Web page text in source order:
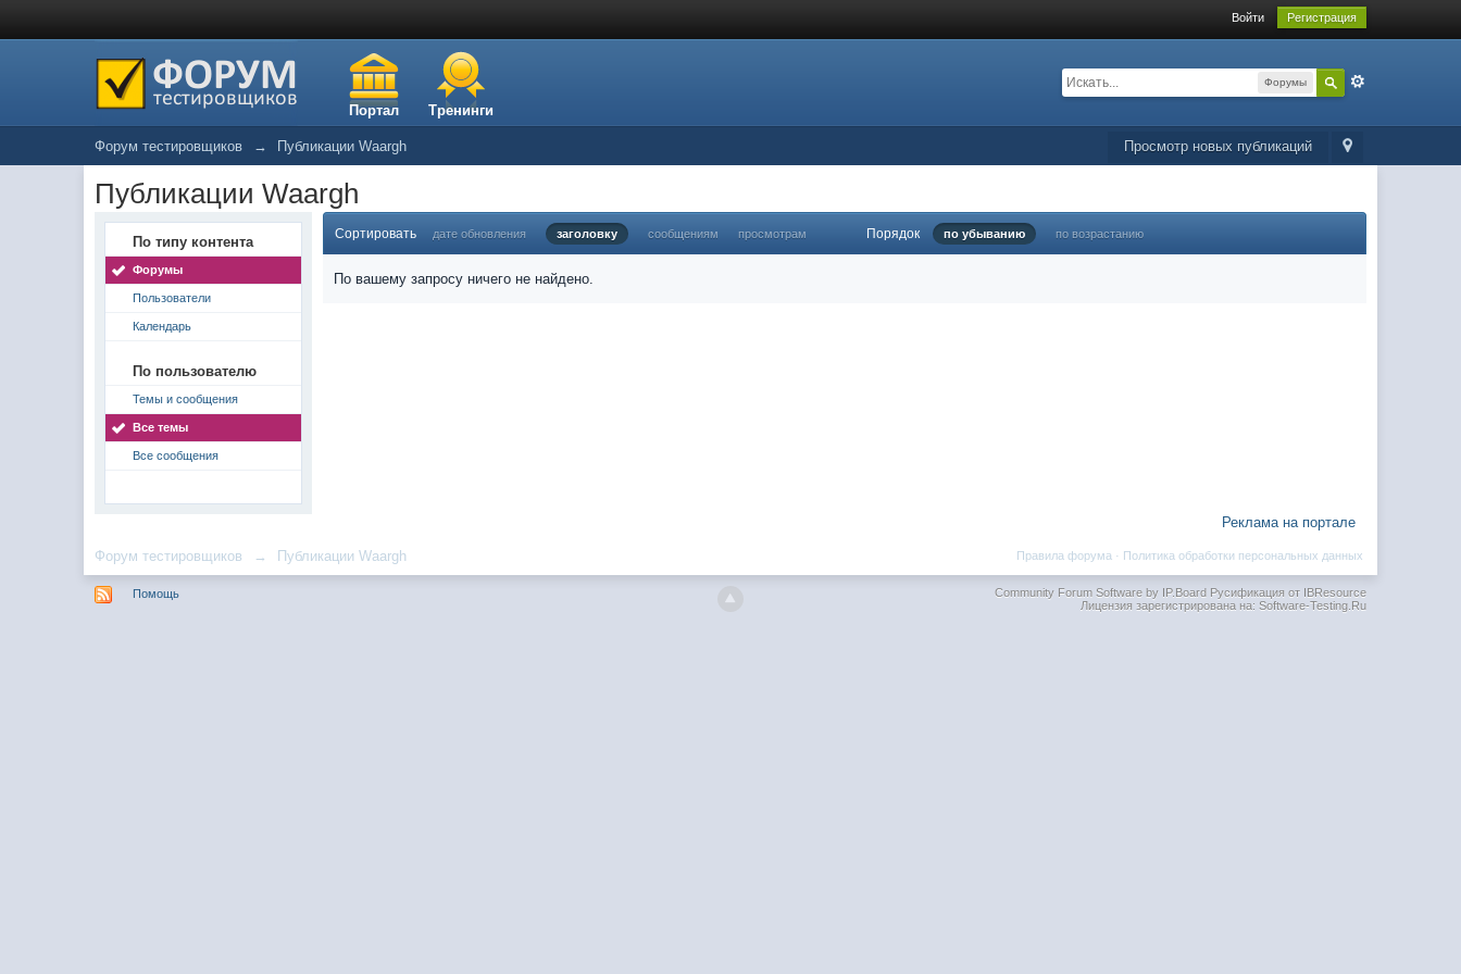
Войти Регистрация
Портал Тренинги
Форумы
Просмотр новых публикаций
Форум тестировщиков → Публикации Waargh
Публикации Waargh
По типу контента
Форумы
Пользователи
Календарь
По пользователю
Темы и сообщения
Все темы
Все сообщения
Сортировать дате обновления заголовку сообщениям просмотрам Порядок по убыванию по возрастанию
По вашему запросу ничего не найдено.
Реклама на портале
Форум тестировщиков → Публикации Waargh Политика обработки персональных данных
Правила форума ·
Помощь Community Forum Software by IP.BoardРусификация от IBResource
Лицензия зарегистрирована на: Software-Testing.Ru